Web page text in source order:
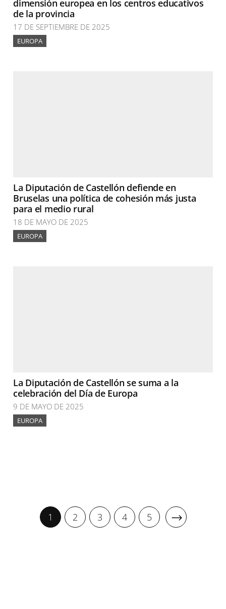
dimensión europea en los centros educativos
de la provincia
17 DE SEPTIEMBRE DE 2025
EUROPA
La Diputación de Castellón defiende en
Bruselas una política de cohesión más justa
para el medio rural
18 DE MAYO DE 2025
EUROPA
La Diputación de Castellón se suma a la
celebración del Día de Europa
9 DE MAYO DE 2025
EUROPA
1 2 3 4 5